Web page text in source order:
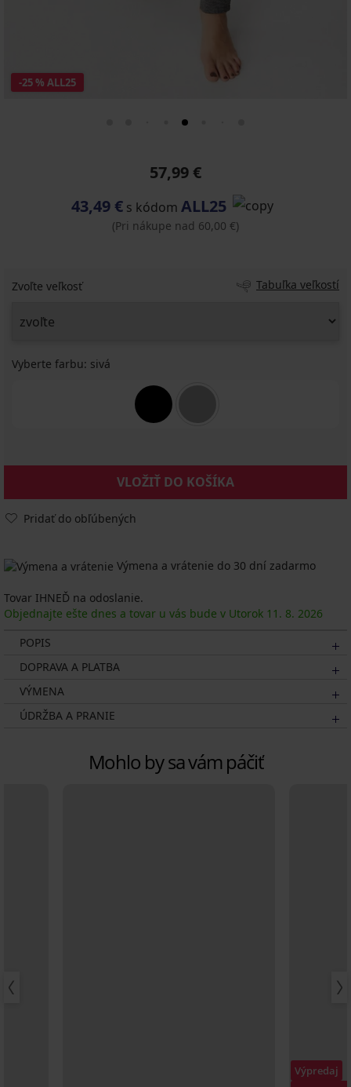
-25 % ALL25
57,99 €
43,49 € s kódom ALL25
(Pri nákupe nad 60,00 €)
Zvoľte veľkosť Tabuľka veľkostí
Vyberte farbu: sivá
VLOŽIŤ DO KOŠÍKA
Pridať do obľúbených
Výmena a vrátenie do 30 dní zadarmo
Tovar IHNEĎ na odoslanie.
Objednajte ešte dnes a tovar u vás bude v Utorok 11. 8. 2026
POPIS
DOPRAVA A PLATBA
VÝMENA
ÚDRŽBA A PRANIE
Mohlo by sa vám páčiť
Výpredaj